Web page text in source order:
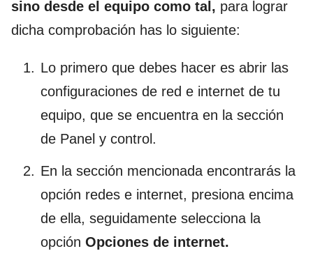
sino desde el equipo como tal, para lograr
dicha comprobación has lo siguiente:
Lo primero que debes hacer es abrir las
configuraciones de red e internet de tu
equipo, que se encuentra en la sección
de Panel y control.
En la sección mencionada encontrarás la
opción redes e internet, presiona encima
de ella, seguidamente selecciona la
opción Opciones de internet.